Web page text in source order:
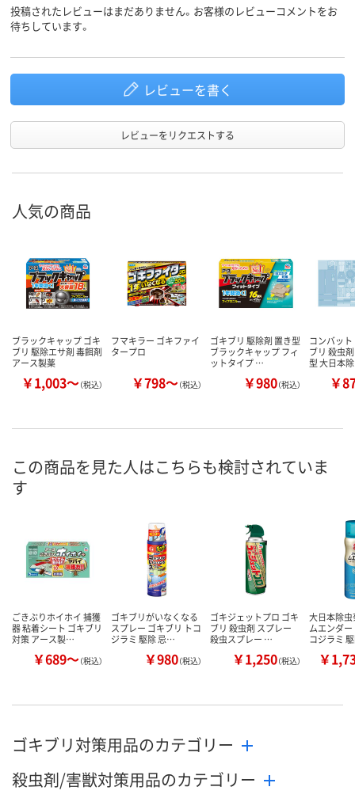
投稿されたレビューはまだありません。お客様のレビューコメントをお
待ちしています。
レビューを書く
レビューをリクエストする
人気の商品
ブラックキャップ ゴキ
ブリ 駆除エサ剤 毒餌剤
アース製薬
￥1,003～（税込）
フマキラー ゴキファイ
タープロ
￥798～（税込）
ゴキブリ 駆除剤 置き型
ブラックキャップ フィ
ットタイプ …
￥980（税込）
コンバッ
ブリ 殺虫
型 大日本
￥
この商品を見た人はこちらも検討されていま
す
ごきぶりホイホイ 捕獲
器 粘着シート ゴキブリ
対策 アース製…
￥689～（税込）
ゴキブリがいなくなる
スプレー ゴキブリ トコ
ジラミ 駆除 忌…
￥980（税込）
ゴキジェットプロ ゴキ
ブリ 殺虫剤 スプレー
殺虫スプレー …
￥1,250（税込）
大日本除
ムエンダ
コジラミ
￥
ゴキブリ対策用品のカテゴリー
殺虫剤/害獣対策用品のカテゴリー